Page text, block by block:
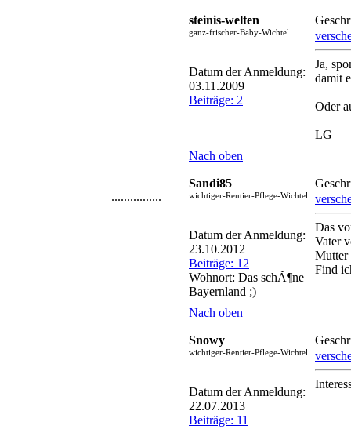
................
steinis-welten
ganz-frischer-Baby-Wichtel
Datum der Anmeldung:
03.11.2009
Beiträge: 2
Ja,
damit
Oder
LG
Nach oben
Sandi85
wichtiger-Rentier-Pflege-Wichtel
Datum der Anmeldung:
23.10.2012
Beiträge: 12
Wohnort: Das schÃ¶ne
Bayernland ;)
Das
Vater
Mutter
Find
Nach oben
Snowy
wichtiger-Rentier-Pflege-Wichtel
Datum der Anmeldung:
22.07.2013
Beiträge: 11